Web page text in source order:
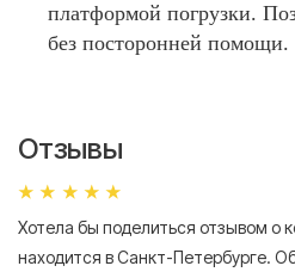
платформой погрузки.
без посторонней помощи.
Отзывы
Хотела бы поделиться отзывом о
находится в Санкт-Петербурге.